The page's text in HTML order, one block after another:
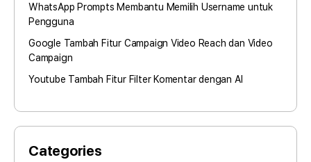
WhatsApp Prompts Membantu Memilih Username untuk
Pengguna
Google Tambah Fitur Campaign Video Reach dan Video
Campaign
Youtube Tambah Fitur Filter Komentar dengan AI
Categories